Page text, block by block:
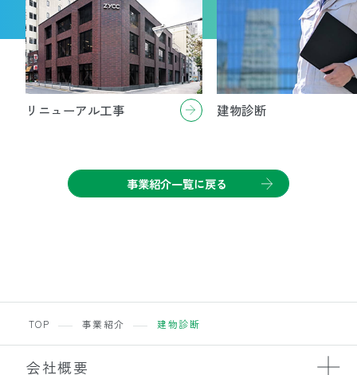
リニューアル工事 建物診断
事業紹介一覧に戻る
TOP 事業紹介 建物診断
会社概要